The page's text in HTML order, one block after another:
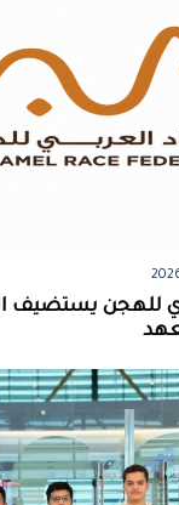
للهجن يستضيف